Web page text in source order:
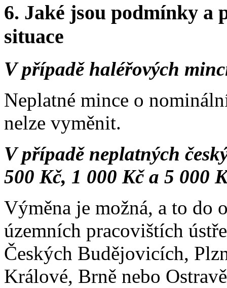
6. Jaké jsou podmínky a
situace
V případě haléřových
Neplatné mince o
nelze vyměnit.
V případě neplatných
500 Kč, 1 000 Kč a 5 000
Výměna je možná, a to do
územních pracovištích
Českých Budějovicích,
Králové, Brně nebo